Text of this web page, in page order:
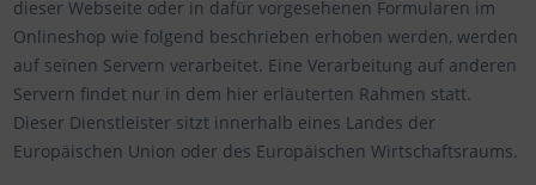
dieser Webseite oder in dafür vorgesehenen Formularen im
Onlineshop wie folgend beschrieben erhoben werden, werden
auf seinen Servern verarbeitet. Eine Verarbeitung auf anderen
Servern findet nur in dem hier erläuterten Rahmen statt.
Dieser Dienstleister sitzt innerhalb eines Landes der
Europäischen Union oder des Europäischen Wirtschaftsraums.